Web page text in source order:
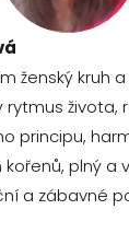
ženský kruh
rytmus života,
principu,
plný a
a zábavné